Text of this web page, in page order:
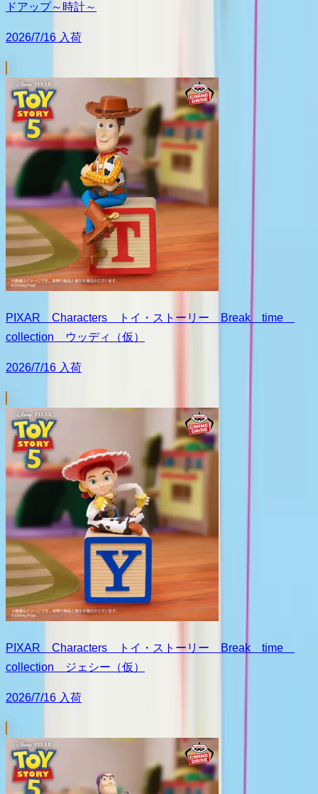
ドアップ～時計～
2026/7/16 入荷
PIXAR Characters トイ・ストーリー Break time
collection ウッディ（仮）
2026/7/16 入荷
PIXAR Characters トイ・ストーリー Break time
collection ジェシー（仮）
2026/7/16 入荷